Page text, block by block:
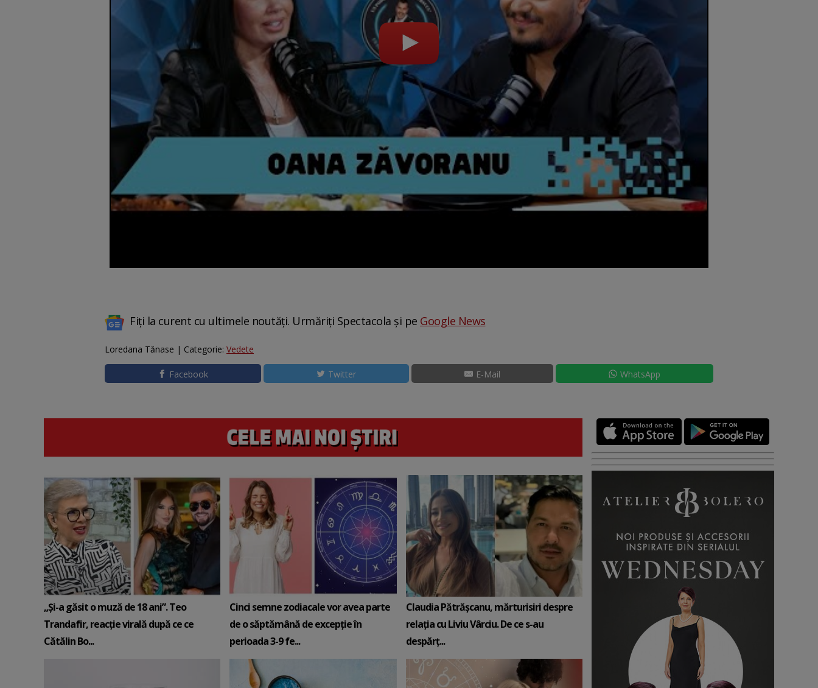
Fiți la curent cu ultimele noutăți. Urmăriți Spectacola și pe Google News
Loredana Tănase | Categorie: Vedete
Facebook Twitter E-Mail WhatsApp
„Și-a găsit o muză de 18 ani”. Teo
Trandafir, reacție virală după ce ce
Cătălin Bo...
Cinci semne zodiacale vor avea parte
de o săptămână de excepție în
perioada 3-9 fe...
Claudia Pătrășcanu, mărturisiri despre
relația cu Liviu Vârciu. De ce s-au
despărț...